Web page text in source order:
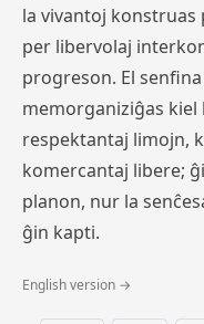
la vivantoj konstruas
per libervolaj
progreson. El
memorganiziĝas
respektantaj limojn,
komercantaj libere;
planon, nur la
ĝin kapti.
English version →